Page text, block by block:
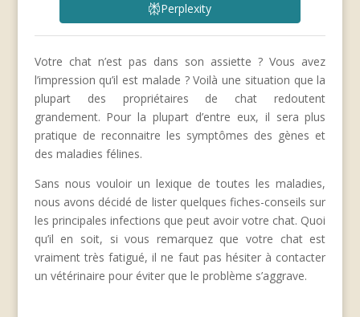
Perplexity
Votre chat n’est pas dans son assiette ? Vous avez
l’impression qu’il est malade ? Voilà une situation que la
plupart des propriétaires de chat redoutent
grandement. Pour la plupart d’entre eux, il sera plus
pratique de reconnaitre les symptômes des gènes et
des maladies félines.
Sans nous vouloir un lexique de toutes les maladies,
nous avons décidé de lister quelques fiches-conseils sur
les principales infections que peut avoir votre chat. Quoi
qu’il en soit, si vous remarquez que votre chat est
vraiment très fatigué, il ne faut pas hésiter à contacter
un vétérinaire pour éviter que le problème s’aggrave.